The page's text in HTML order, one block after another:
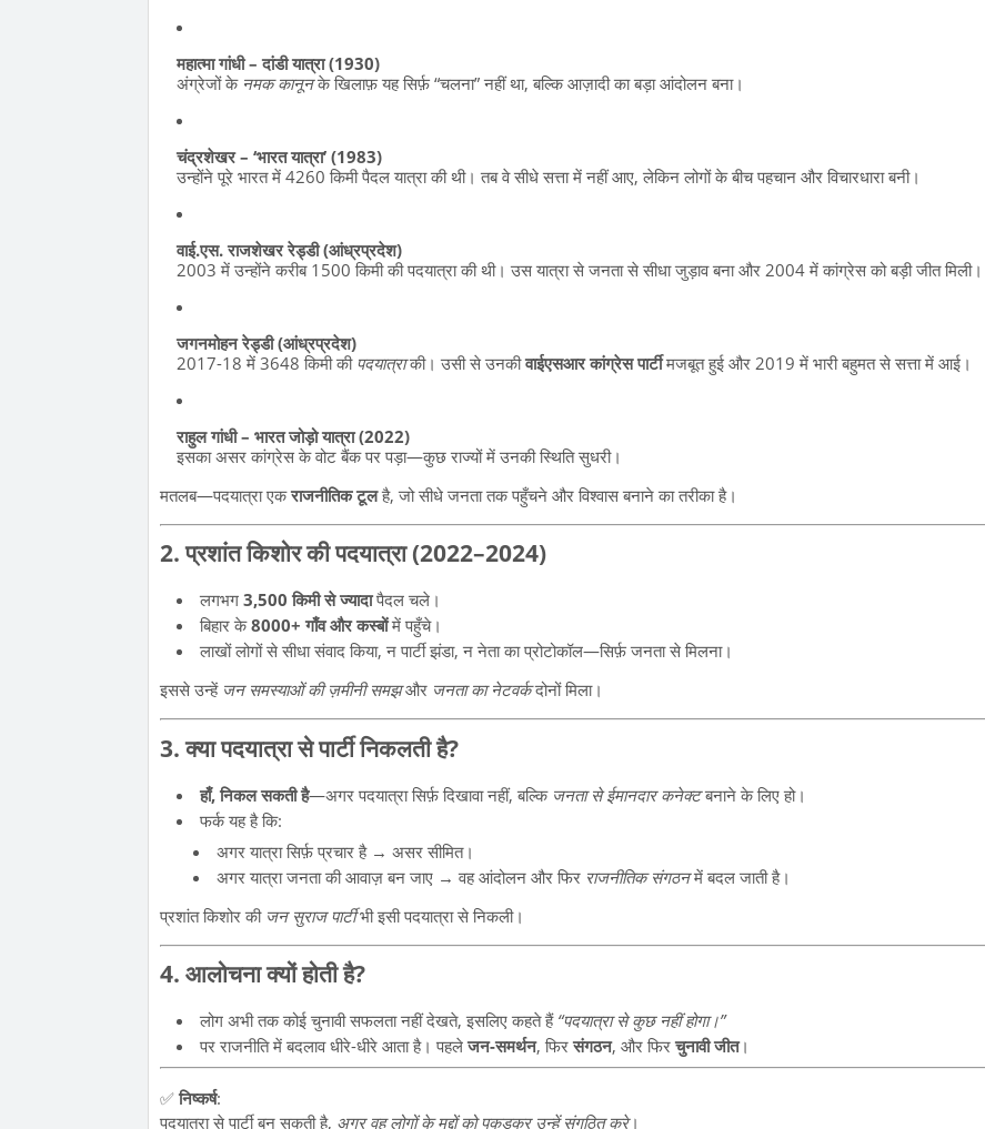
महात्मा गांधी – दांडी यात्रा (1930)
अंग्रेजों के नमक कानूनके खिलाफ़ यह सिर्फ़ “चलना” नहीं था, बल्कि आज़ादी का बड़ा आंदोलन बना।
चंद्रशेखर – ‘भारत यात्रा’ (1983)
उन्होंने पूरे भारत में 4260 किमी पैदल यात्रा की थी। तब वे सीधे सत्ता में नहीं आए, लेकिन लोगों के बीच पहचान और विचारधारा बनी।
वाई.एस. राजशेखर रेड्डी (आंध्रप्रदेश)
2003 में उन्होंने करीब 1500 किमी की पदयात्रा की थी। उस यात्रा से जनता से सीधा जुड़ाव बना और 2004 में कांग्रेस को बड़ी जीत मिली।
जगनमोहन रेड्डी (आंध्रप्रदेश)
2017-18 में 3648 किमी की पदयात्राकी। उसी से उनकीवाईएसआर कांग्रेस पार्टीमजबूत हुई और 2019 में भारी बहुमत से सत्ता में आई।
राहुल गांधी – भारत जोड़ो यात्रा (2022)
इसका असर कांग्रेस के वोट बैंक पर पड़ा—कुछ राज्यों में उनकी स्थिति सुधरी।
मतलब—पदयात्रा एकराजनीतिक टूलहै, जो सीधे जनता तक पहुँचने और विश्वास बनाने का तरीका है।
2. प्रशांत किशोर की पदयात्रा (2022–2024)
लगभग 3,500 किमी से ज्यादापैदल चले।
बिहार के8000+ गाँव और कस्बोंमें पहुँचे।
लाखों लोगों से सीधा संवाद किया, न पार्टी झंडा, न नेता का प्रोटोकॉल—सिर्फ़ जनता से मिलना।
इससे उन्हें जन समस्याओं की ज़मीनी समझऔर जनता का नेटवर्कदोनों मिला।
3. क्या पदयात्रा से पार्टी निकलती है?
हाँ, निकल सकती है—अगर पदयात्रा सिर्फ़ दिखावा नहीं, बल्कि जनता से ईमानदार कनेक्टबनाने के लिए हो।
फर्क यह है कि:
अगर यात्रा सिर्फ़ प्रचार है → असर सीमित।
अगर यात्रा जनता की आवाज़ बन जाए → वह आंदोलन और फिर राजनीतिक संगठनमें बदल जाती है।
प्रशांत किशोर की जन सुराज पार्टीभी इसी पदयात्रा से निकली।
4. आलोचना क्यों होती है?
लोग अभी तक कोई चुनावी सफलता नहीं देखते, इसलिए कहते हैं “पदयात्रा से कुछ नहीं होगा।”
पर राजनीति में बदलाव धीरे-धीरे आता है। पहलेजन-समर्थन, फिरसंगठन, और फिरचुनावी जीत।
✅निष्कर्ष:
पदयात्रा से पार्टी बन सकती है, अगर वह लोगों के मुद्दों को पकड़कर उन्हें संगठित करे।